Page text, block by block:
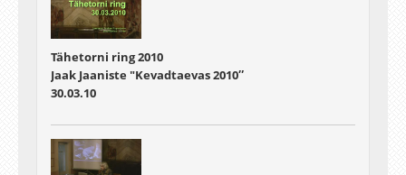
Tähetorni ring 2010
Jaak Jaaniste "Kevadtaevas 2010″
30.03.10